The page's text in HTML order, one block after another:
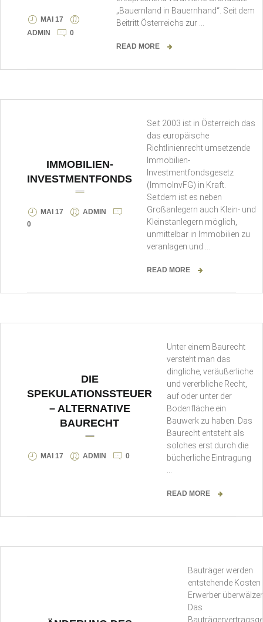
MAI 17
ADMIN
0
„Bauernland in Bauernhand“. Seit dem
Beitritt Österreichs zur …
READ MORE
IMMOBILIEN-
INVESTMENTFONDS
MAI 17
ADMIN
0
Seit 2003 ist in Österreich das
das europäische
Richtlinienrecht umsetzende
Immobilien-
Investmentfondsgesetz
(ImmoInvFG) in Kraft.
Seitdem ist es neben
Großanlegern auch Klein- und
Kleinstanlegern möglich,
unmittelbar in Immobilien zu
veranlagen und …
READ MORE
DIE
SPEKULATIONSSTEUER
– ALTERNATIVE
BAURECHT
MAI 17 ADMIN 0
Unter einem Baurecht
versteht man das
dingliche, veräußerliche
und vererbliche Recht,
auf oder unter der
Bodenfläche ein
Bauwerk zu haben. Das
Baurecht entsteht als
solches erst durch die
bücherliche Eintragung
…
READ MORE
Bauträger werden
entstehende Kosten
Erwerber
Das